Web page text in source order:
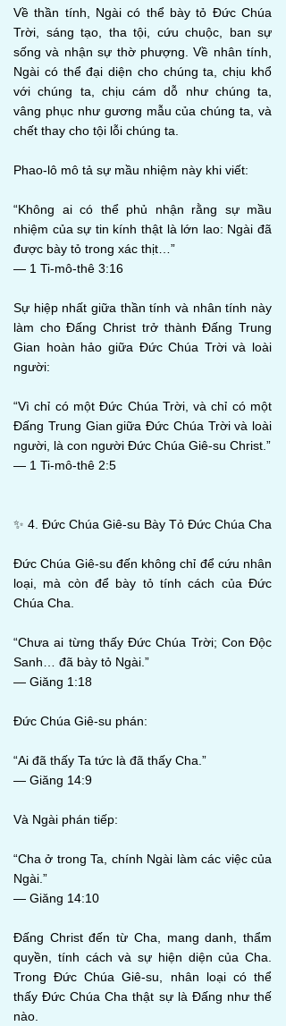
Về thần tính, Ngài có thể bày tỏ Đức Chúa
Trời, sáng tạo, tha tội, cứu chuộc, ban sự
sống và nhận sự thờ phượng. Về nhân tính,
Ngài có thể đại diện cho chúng ta, chịu khổ
với chúng ta, chịu cám dỗ như chúng ta,
vâng phục như gương mẫu của chúng ta, và
chết thay cho tội lỗi chúng ta.
Phao-lô mô tả sự mầu nhiệm này khi viết:
“Không ai có thể phủ nhận rằng sự mầu
nhiệm của sự tin kính thật là lớn lao: Ngài đã
được bày tỏ trong xác thịt…”
— 1 Ti-mô-thê 3:16
Sự hiệp nhất giữa thần tính và nhân tính này
làm cho Đấng Christ trở thành Đấng Trung
Gian hoàn hảo giữa Đức Chúa Trời và loài
người:
“Vì chỉ có một Đức Chúa Trời, và chỉ có một
Đấng Trung Gian giữa Đức Chúa Trời và loài
người, là con người Đức Chúa Giê-su Christ.”
— 1 Ti-mô-thê 2:5
✨ 4. Đức Chúa Giê-su Bày Tỏ Đức Chúa Cha
Đức Chúa Giê-su đến không chỉ để cứu nhân
loại, mà còn để bày tỏ tính cách của Đức
Chúa Cha.
“Chưa ai từng thấy Đức Chúa Trời; Con Độc
Sanh… đã bày tỏ Ngài.”
— Giăng 1:18
Đức Chúa Giê-su phán:
“Ai đã thấy Ta tức là đã thấy Cha.”
— Giăng 14:9
Và Ngài phán tiếp:
“Cha ở trong Ta, chính Ngài làm các việc của
Ngài.”
— Giăng 14:10
Đấng Christ đến từ Cha, mang danh, thẩm
quyền, tính cách và sự hiện diện của Cha.
Trong Đức Chúa Giê-su, nhân loại có thể
thấy Đức Chúa Cha thật sự là Đấng như thế
nào.